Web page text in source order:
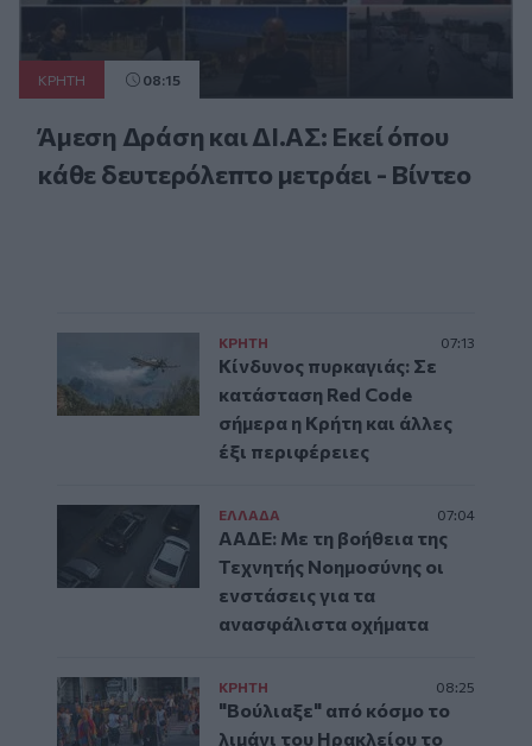
ΚΡΗΤΗ 08:15
Άμεση Δράση και ΔΙ.ΑΣ: Εκεί όπου
κάθε δευτερόλεπτο μετράει - Βίντεο
ΚΡΗΤΗ 07:13
Κίνδυνος πυρκαγιάς: Σε
κατάσταση Red Code
σήμερα η Κρήτη και άλλες
έξι περιφέρειες
ΕΛΛAΔΑ 07:04
ΑΑΔΕ: Με τη βοήθεια της
Τεχνητής Νοημοσύνης οι
ενστάσεις για τα
ανασφάλιστα οχήματα
ΚΡΗΤΗ 08:25
"Βούλιαξε" από κόσμο το
λιμάνι του Ηρακλείου το